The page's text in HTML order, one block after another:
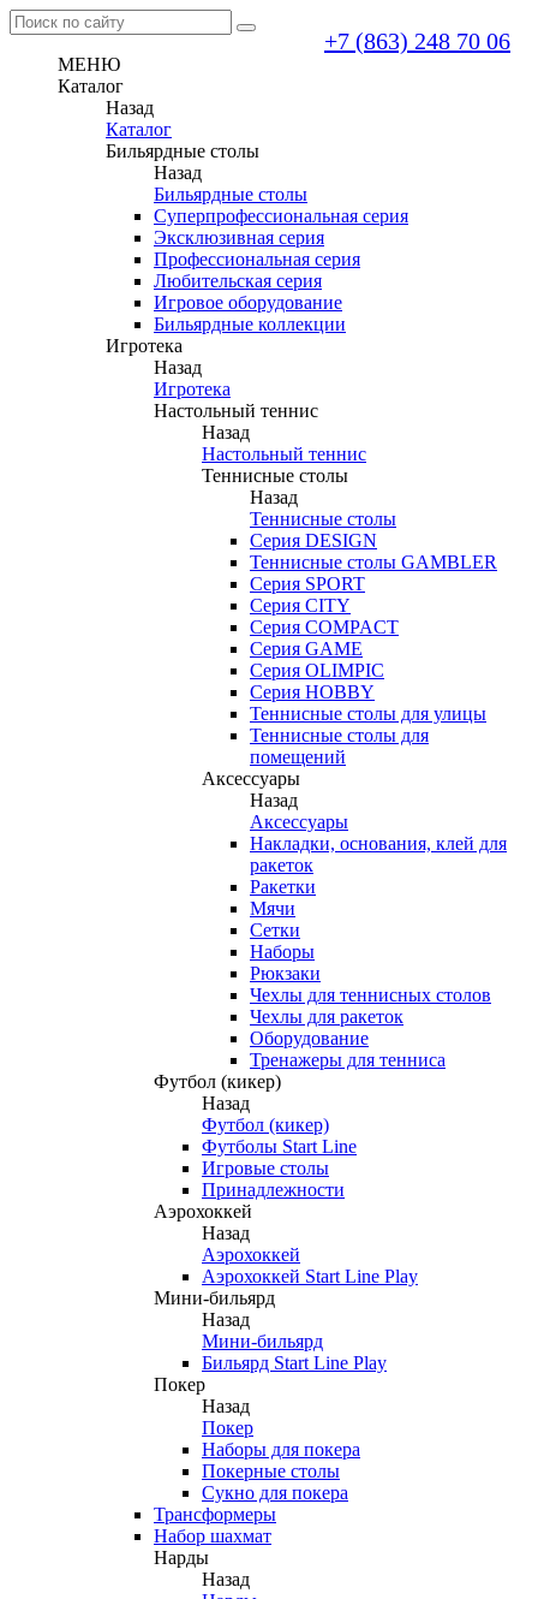
+7 (863) 248 70 06
МЕНЮ
Каталог
Назад
Каталог
Бильярдные столы
Назад
Бильярдные столы
Суперпрофессиональная серия
Эксклюзивная серия
Профессиональная серия
Любительская серия
Игровое оборудование
Бильярдные коллекции
Игротека
Назад
Игротека
Настольный теннис
Назад
Настольный теннис
Теннисные столы
Назад
Теннисные столы
Серия DESIGN
Теннисные столы GAMBLER
Серия SPORT
Серия CITY
Серия COMPACT
Серия GAME
Серия OLIMPIC
Серия HOBBY
Теннисные столы для улицы
Теннисные столы для
помещений
Аксессуары
Назад
Аксессуары
Накладки, основания, клей для
ракеток
Ракетки
Мячи
Сетки
Наборы
Рюкзаки
Чехлы для теннисных столов
Чехлы для ракеток
Оборудование
Тренажеры для тенниса
Футбол (кикер)
Назад
Футбол (кикер)
Футболы Start Line
Игровые столы
Принадлежности
Аэрохоккей
Назад
Аэрохоккей
Аэрохоккей Start Line Play
Мини-бильярд
Назад
Мини-бильярд
Бильярд Start Line Play
Покер
Назад
Покер
Наборы для покера
Покерные столы
Сукно для покера
Трансформеры
Набор шахмат
Нарды
Назад